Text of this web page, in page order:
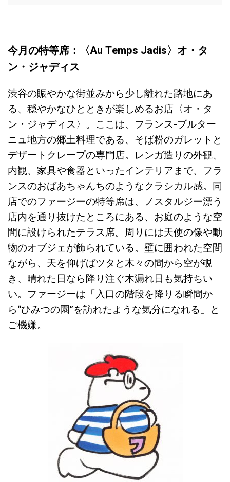
今月の特等席：〈Au Temps Jadis〉オ・タ
ン・ジャディス
渋谷の賑やかな街並みから少し離れた路地にあ
る、穏やかなひとときが楽しめるお店〈オ・タ
ン・ジャディス〉。ここは、フランス-ブルター
ニュ地方の郷土料理である、そば粉のガレットと
デザートクレープの専門店。レンガ造りの外観、
内観、家具や食器といったインテリアまで、フラ
ンスのおばあちゃんちのようなクラシカル感。同
店でのファージーの特等席は、ノスタルジー漂う
店内を通り抜けたところにある、お庭のような空
間に設けられたテラス席。周りには天使の像や動
物のオブジェが飾られている。壁に囲われた空間
ながら、天を仰げばツタと木々の間から空が覗
き、晴れた日なら降り注ぐ木漏れ日も気持ちい
い。ファージーは「入口の階段を降りる瞬間か
ら“ひみつの園”を訪れたような気分になれる」と
ご機嫌。